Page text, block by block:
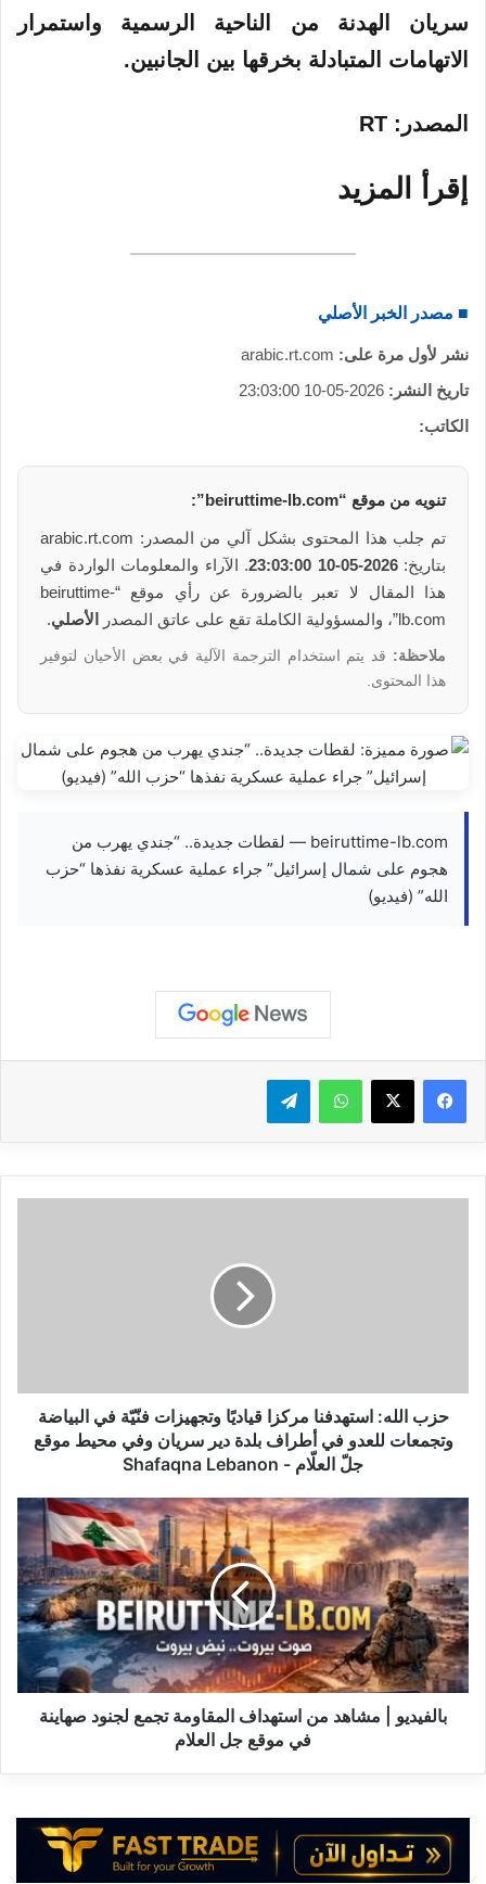
سريان الهدنة من الناحية الرسمية واستمرار
الاتهامات المتبادلة بخرقها بين الجانبين.
المصدر : RT
إقرأ المزيد
■ مصدر الخبر الأصلي
نشر لأول مرة على: arabic.rt.com
تاريخ النشر: 2026-05-10 23:03:00
الكاتب:
تنويه من موقع “beiruttime-lb.com”:
تم جلب هذا المحتوى بشكل آلي من المصدر: arabic.rt.com
بتاريخ:2026-05-10 23:03:00
. الآراء والمعلومات الواردة في
هذا المقال لا تعبر بالضرورة عن رأي موقع “beiruttime-
lb.com”، والمسؤولية الكاملة تقع على عاتق المصدر
الأصلي.
ملاحظة: قد يتم استخدام الترجمة الآلية في بعض الأحيان لتوفير
هذا المحتوى.
beiruttime-lb.com — لقطات جديدة.. “جندي يهرب من
هجوم على شمال إسرائيل” جراء عملية عسكرية نفذها “حزب
الله” (فيديو)
واتساب تيلقرام
البياضة
وتجمعات
للعدو
بلدة
دير
سريان
وفي
محيط
موقع
جلّ
العلّام
-
Shafaqna
حزب الله: استهدفنا مركزا قياديًا وتجهيزات فنّيّة في البياضة
وتجمعات للعدو في أطراف بلدة دير سريان وفي محيط موقع
جلّ العلّام - Shafaqna Lebanon
بالفيديو
|
مشاهد
من
استهداف
المقاومة
تجمع
لجنود
صهاينة
بالفيديو | مشاهد من استهداف المقاومة تجمع لجنود صهاينة
في موقع جل العلام